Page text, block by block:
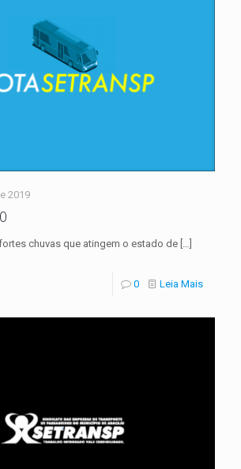
2019
chuvas que atingem o estado de […]
0 Leia Mais